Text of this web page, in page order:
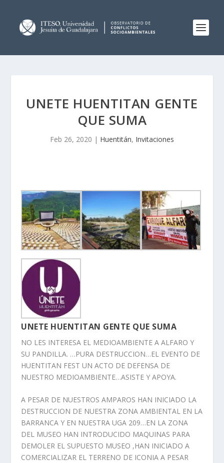
UNETE HUENTITAN GENTE
QUE SUMA
Feb 26, 2020 | Huentitán, Invitaciones
UNETE HUENTITAN GENTE QUE SUMA
NO LES INTERESA EL MEDIOAMBIENTE A ALFARO Y
SU PANDILLA. …PURA DESTRUCCION…EL EVENTO DE
HUENTITAN FEST UN ACTO DE DEFENSA DE
NUESTRO MEDIOAMBIENTE…ASISTE Y APOYA.
A PESAR DE NUESTROS AMPAROS HAN INICIADO LA
DESTRUCCION DE NUESTRA ZONA AMBIENTAL EN LA
BARRANCA Y EN NUESTRA UGA 209…EN LA ZONA
DEL MUSEO HAN INTRODUCIDO MAQUINAS PARA
DEMOLER EL SUPUESTO MUSEO ,HAN INICIADO A
COMERCIALIZAR EL TERRENO DE ICONIA A PESAR